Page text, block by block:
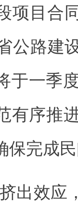
项目合
公路建
于一季
有序推
保完成
出效应